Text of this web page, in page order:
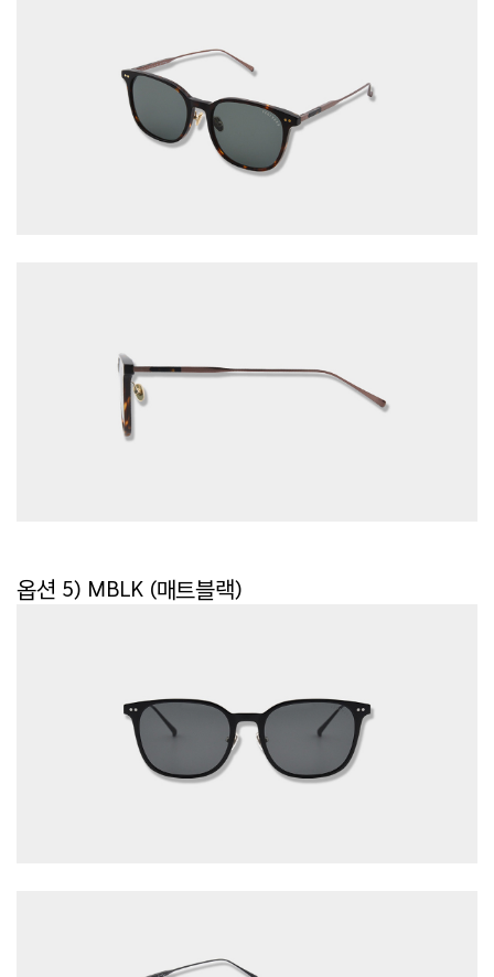
옵션 5) MBLK (매트블랙)